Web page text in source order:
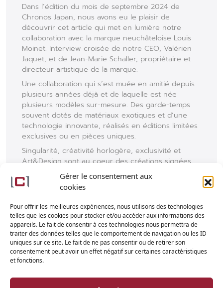
Gérer le consentement aux
cookies
Pour offrir les meilleures expériences, nous utilisons des technologies
telles que les cookies pour stocker et/ou accéder aux informations des
appareils. Le fait de consentir à ces technologies nous permettra de
traiter des données telles que le comportement de navigation ou les ID
uniques sur ce site. Le fait de ne pas consentir ou de retirer son
consentement peut avoir un effet négatif sur certaines caractéristiques
et fonctions.
Dans l’édition du mois de septembre 2024 de
Chronos Japan, nous avons eu le plaisir de
découvrir cet article qui met en lumière notre
collaboration avec la marque neuchâteloise Louis
Moinet. Interview croisée de notre CEO, Valérien
Jaquet, et de Jean-Marie Schaller, propriétaire et
directeur artistique de la marque.
Une collaboration qui s’est muée en amitié depuis
plusieurs années déjà et de laquelle est née
plusieurs modèles sur-mesure. Des garde-temps
souvent dotés de matériaux exotiques et d’une
technologie innovante, réalisés en éditions limitées
exclusives ou en pièces uniques.
Singularité, créativité horlogère, exclusivité et
Art&Design sont au coeur des créations signées
Louis Moinet.
Alors… qui sait lire le Japonais ? …